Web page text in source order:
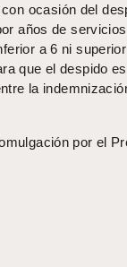
ocasión del
años de
a 6 ni
que el despido es
la
por el